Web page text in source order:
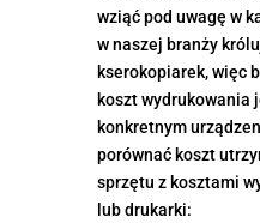
wziąć pod uwagę w
w naszej branży
kserokopiarek, więc
koszt wydrukowania
konkretnym
porównać koszt
sprzętu z kosztami
lub drukarki: